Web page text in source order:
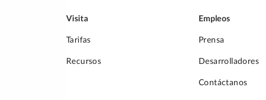
Visita
Tarifas
Recursos
Empleos
Prensa
Desarrolladores
Contáctanos